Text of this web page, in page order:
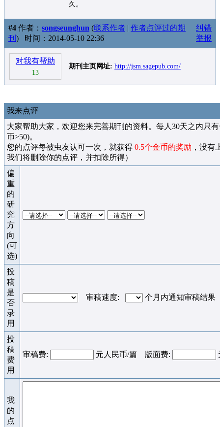
久。
#4 作者： songseunghun (联系作者 | 作者点评过的期
刊 ) 时间：2014-05-10 22:36
纠错
举报
对我有帮助
13
期刊主页网址: http://jsm.sagepub.com/
我来点评
大家帮助大家，欢迎您来完善期刊的资料。每人30天之内只
币>50)。
您的点评每被虫友认可一次，就获得 0.5个金币的奖励 ，没有
我们将删除你的点评，并扣除所得）
偏
重
的
研
究
方
向
(可
选)
投
稿
是
否
录
用
审稿速度: 个月内通知审稿结果
投
稿
费
用
审稿费: 元人民币/篇 版面费:
我
的
点